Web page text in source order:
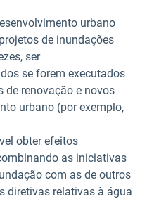
urbano
de inundações
ser
se forem executados
de renovação e novos
urbano (por exemplo,
obter efeitos
as iniciativas
com as de outros
diretivas relativas à água